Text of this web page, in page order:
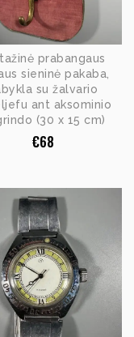
prabangaus
sieninė pakaba,
su žalvario
ant aksominio
(30 x 15 cm)
€68